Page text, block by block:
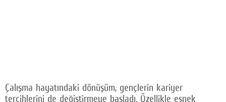
Çalışma hayatındaki dönüşüm, gençlerin kariyer
tercihlerini de değiştirmeye başladı. Özellikle esnek